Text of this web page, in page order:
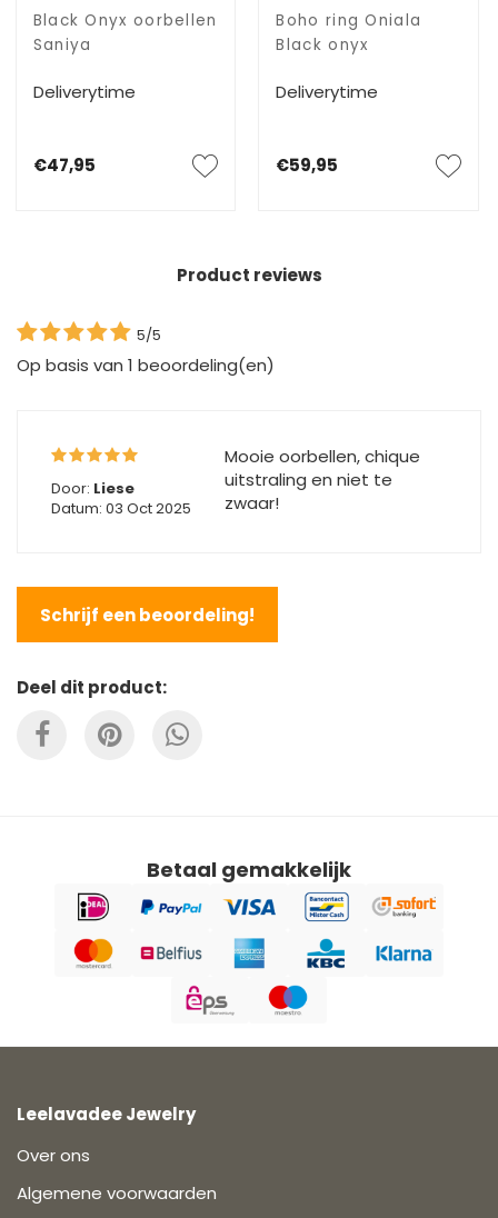
Black Onyx oorbellen
Saniya
Deliverytime
€47,95
Boho ring Oniala
Black onyx
Deliverytime
€59,95
Product reviews
5/5
Op basis van 1 beoordeling(en)
Door: Liese
Datum: 03 Oct 2025
Mooie oorbellen, chique
uitstraling en niet te
zwaar!
Schrijf een beoordeling!
Deel dit product:
Betaal gemakkelijk
Leelavadee Jewelry
Over ons
Algemene voorwaarden